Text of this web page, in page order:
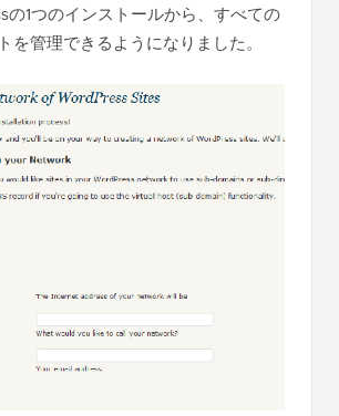
の1つのインストールから、すべての
を管理できるようになりました。